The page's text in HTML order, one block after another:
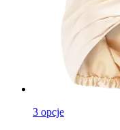
3 opcje